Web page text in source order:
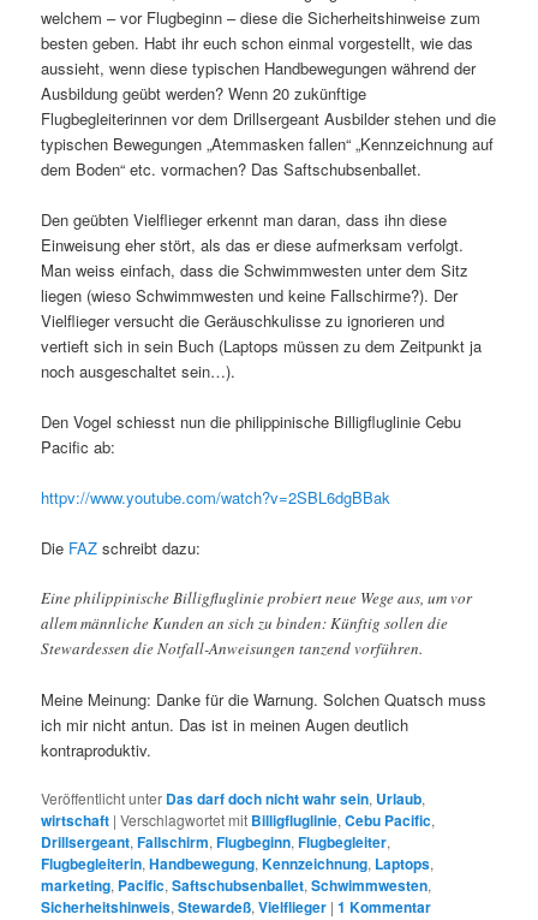
welchem – vor Flugbeginn – diese die Sicherheitshinweise zum
besten geben. Habt ihr euch schon einmal vorgestellt, wie das
aussieht, wenn diese typischen Handbewegungen während der
Ausbildung geübt werden? Wenn 20 zukünftige
Flugbegleiterinnen vor dem Drillsergeant Ausbilder stehen und die
typischen Bewegungen „Atemmasken fallen“ „Kennzeichnung auf
dem Boden“ etc. vormachen? Das Saftschubsenballet.
Den geübten Vielflieger erkennt man daran, dass ihn diese
Einweisung eher stört, als das er diese aufmerksam verfolgt.
Man weiss einfach, dass die Schwimmwesten unter dem Sitz
liegen (wieso Schwimmwesten und keine Fallschirme?). Der
Vielflieger versucht die Geräuschkulisse zu ignorieren und
vertieft sich in sein Buch (Laptops müssen zu dem Zeitpunkt ja
noch ausgeschaltet sein…).
Den Vogel schiesst nun die philippinische Billigfluglinie Cebu
Pacific ab:
httpv://www.youtube.com/watch?v=2SBL6dgBBak
Die FAZ schreibt dazu:
Eine philippinische Billigfluglinie probiert neue Wege aus, um vor
allem männliche Kunden an sich zu binden: Künftig sollen die
Stewardessen die Notfall-Anweisungen tanzend vorführen.
Meine Meinung: Danke für die Warnung. Solchen Quatsch muss
ich mir nicht antun. Das ist in meinen Augen deutlich
kontraproduktiv.
Veröffentlicht unter Das darf doch nicht wahr sein, Urlaub,
wirtschaft |Verschlagwortet mit Billigfluglinie,Cebu Pacific,
Drillsergeant,Fallschirm,Flugbeginn,Flugbegleiter,
Flugbegleiterin,Handbewegung,Kennzeichnung, Laptops,
marketing, Pacific,Saftschubsenballet,Schwimmwesten,
Sicherheitshinweis,Stewardeß,Vielflieger |1 Kommentar